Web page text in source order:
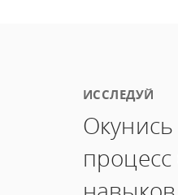
ИССЛЕДУЙ